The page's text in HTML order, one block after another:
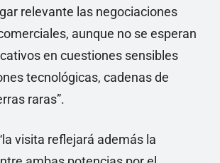
relevante las negociaciones
aunque no se esperan
en cuestiones sensibles
tecnológicas, cadenas de
raras”.
visita reflejará además la